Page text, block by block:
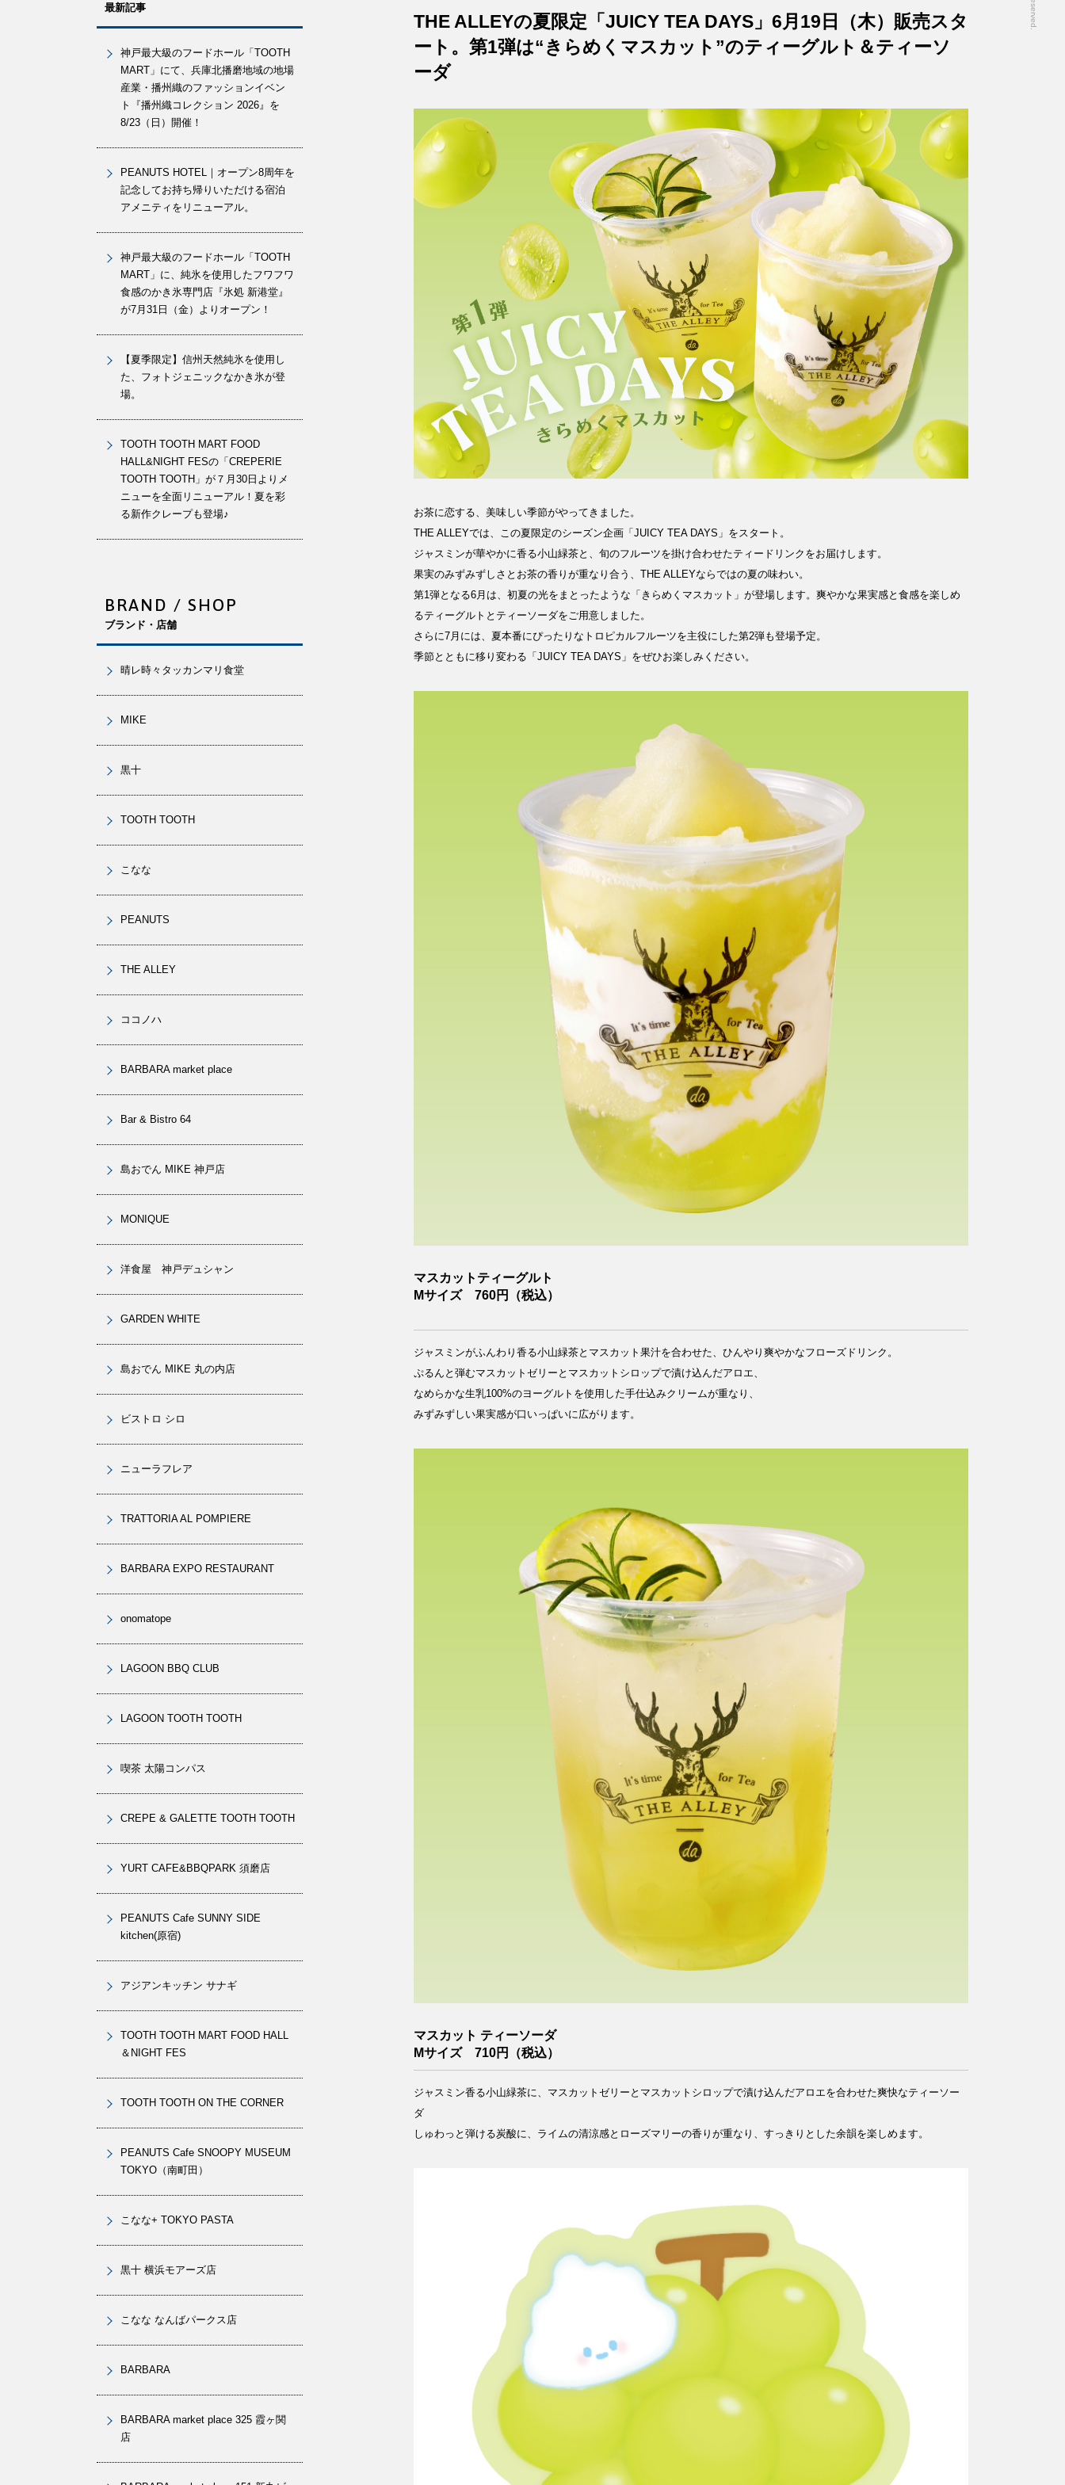
DOMAIN
RECRUIT
CLOSE
THE ALLEYの夏限定「JUICY TEA DAYS」6月19日（木）販売スタ
ート。第1弾は“きらめくマスカット”のティーグルト＆ティーソ
ーダ
お茶に恋する、美味しい季節がやってきました。
THE ALLEYでは、この夏限定のシーズン企画「JUICY TEA DAYS」をスタート。
ジャスミンが華やかに香る小山緑茶と、旬のフルーツを掛け合わせたティードリンクをお届けします。
果実のみずみずしさとお茶の香りが重なり合う、THE ALLEYならではの夏の味わい。
第1弾となる6月は、初夏の光をまとったような「きらめくマスカット」が登場します。爽やかな果実感と食感を楽しめ
るティーグルトとティーソーダをご用意しました。
さらに7月には、夏本番にぴったりなトロピカルフルーツを主役にした第2弾も登場予定。
季節とともに移り変わる「JUICY TEA DAYS」をぜひお楽しみください。
マスカットティーグルト
Mサイズ 760円（税込）
ジャスミンがふんわり香る小山緑茶とマスカット果汁を合わせた、ひんやり爽やかなフローズドリンク。
ぷるんと弾むマスカットゼリーとマスカットシロップで漬け込んだアロエ、
なめらかな生乳100%のヨーグルトを使用した手仕込みクリームが重なり、
みずみずしい果実感が口いっぱいに広がります。
マスカット ティーソーダ
Mサイズ 710円（税込）
ジャスミン香る小山緑茶に、マスカットゼリーとマスカットシロップで漬け込んだアロエを合わせた爽快なティーソー
ダ
しゅわっと弾ける炭酸に、ライムの清涼感とローズマリーの香りが重なり、すっきりとした余韻を楽しめます。
最新記事
神戸最大級のフードホール「TOOTH
MART」にて、兵庫北播磨地域の地場
産業・播州織のファッションイベン
ト『播州織コレクション 2026』を
8/23（日）開催！
PEANUTS HOTEL｜オープン8周年を
記念してお持ち帰りいただける宿泊
アメニティをリニューアル。
神戸最大級のフードホール「TOOTH
MART」に、純氷を使用したフワフワ
食感のかき氷専門店『氷処 新港堂』
が7月31日（金）よりオープン！
【夏季限定】信州天然純氷を使用し
た、フォトジェニックなかき氷が登
場。
TOOTH TOOTH MART FOOD
HALL&NIGHT FESの「CREPERIE
TOOTH TOOTH」が７月30日よりメ
ニューを全面リニューアル！夏を彩
る新作クレープも登場♪
BRAND / SHOP
ブランド・店舗
晴レ時々タッカンマリ食堂
MIKE
黒十
TOOTH TOOTH
こなな
PEANUTS
THE ALLEY
ココノハ
BARBARA market place
Bar & Bistro 64
島おでん MIKE 神戸店
MONIQUE
洋食屋 神戸デュシャン
GARDEN WHITE
島おでん MIKE 丸の内店
ビストロ シロ
ニューラフレア
TRATTORIA AL POMPIERE
BARBARA EXPO RESTAURANT
onomatope
LAGOON BBQ CLUB
LAGOON TOOTH TOOTH
喫茶 太陽コンパス
CREPE & GALETTE TOOTH TOOTH
YURT CAFE&BBQPARK 須磨店
PEANUTS Cafe SUNNY SIDE
kitchen(原宿)
アジアンキッチン サナギ
TOOTH TOOTH MART FOOD HALL
＆NIGHT FES
TOOTH TOOTH ON THE CORNER
PEANUTS Cafe SNOOPY MUSEUM
TOKYO（南町田）
こなな+ TOKYO PASTA
黒十 横浜モアーズ店
こなな なんばパークス店
BARBARA
BARBARA market place 325 霞ヶ関
店